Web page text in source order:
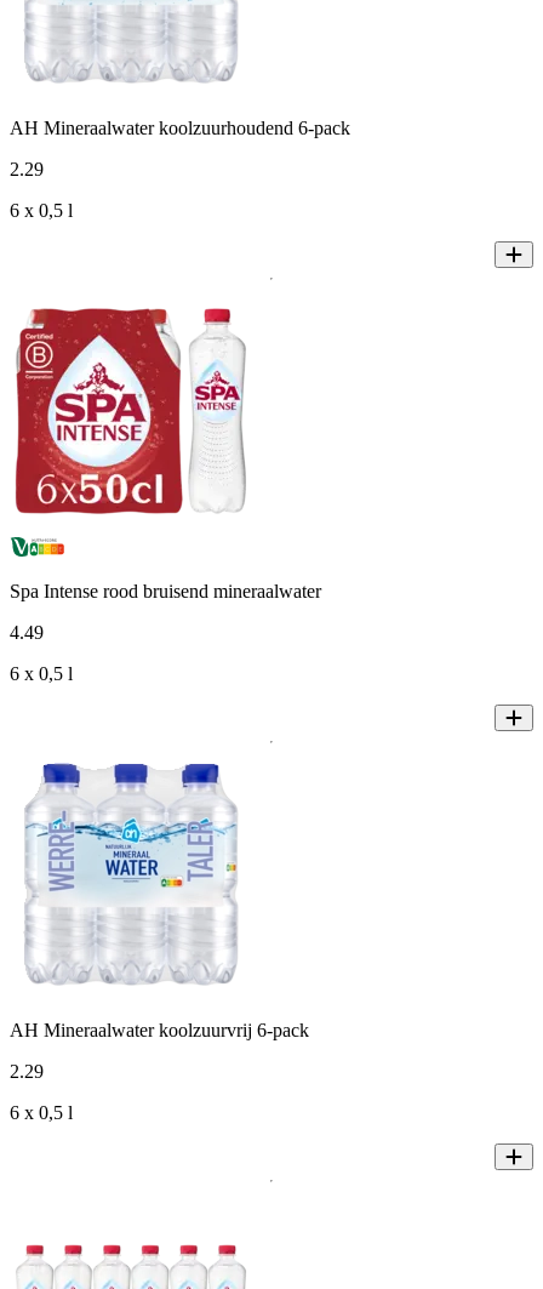
AH Mineraalwater koolzuurhoudend 6-pack
2.29
6 x 0,5 l
Spa Intense rood bruisend mineraalwater
4.49
6 x 0,5 l
AH Mineraalwater koolzuurvrij 6-pack
2.29
6 x 0,5 l